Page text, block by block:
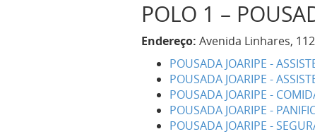
POLO 1 –
Endereço: Avenida Linhares,
POUSADA JOARIPE -
POUSADA JOARIPE -
POUSADA JOARIPE -
POUSADA JOARIPE -
POUSADA JOARIPE -